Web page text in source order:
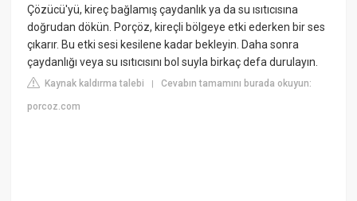
Çözücü'yü, kireç bağlamış çaydanlık ya da su ısıtıcısına
doğrudan dökün. Porçöz, kireçli bölgeye etki ederken bir ses
çıkarır. Bu etki sesi kesilene kadar bekleyin. Daha sonra
çaydanlığı veya su ısıtıcısını bol suyla birkaç defa durulayın.
Kaynak kaldırma talebi |Cevabın tamamını burada okuyun:
porcoz.com